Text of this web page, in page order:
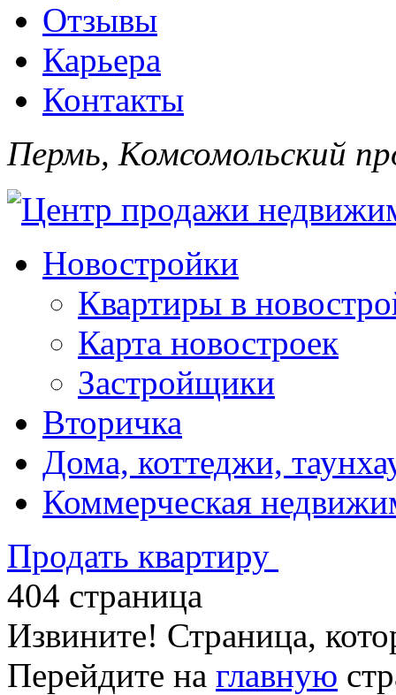
Отзывы
Карьера
Контакты
Пермь, Комсомольский
Новостройки
Квартиры в
Карта новостроек
Застройщики
Вторичка
Дома, коттеджи,
Коммерческая
Продать квартиру
404 страница
Извините! Страница,
Перейдите на главную